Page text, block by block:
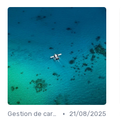
Gestion de carrière •
21/08/2025